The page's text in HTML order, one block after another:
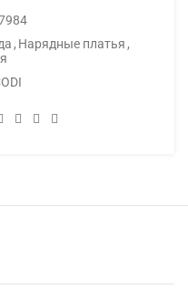
, Нарядные платья ,